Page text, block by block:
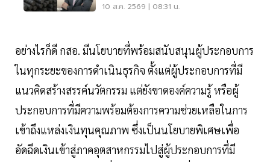
ปลอดภัยโครงสร้าง
10 ส.ค. 2569 | 08:31 น.
อย่างไรก็ดี กสอ. มีนโยบายที่พร้อมสนับสนุนผู้ประกอบการ
ในทุกระยะของการดำเนินธุรกิจ ตั้งแต่ผู้ประกอบการที่มี
แนวคิดสร้างสรรค์นวัตกรรม แต่ยังขาดองค์ความรู้ หรือผู้
ประกอบการที่มีความพร้อมต้องการความช่วยเหลือในการ
เข้าถึงแหล่งเงินทุนคุณภาพ ซึ่งเป็นนโยบายพิเศษเพื่อ
อัดฉีดเงินเข้าสู่ภาคอุตสาหกรรมไปสู่ผู้ประกอบการที่มี